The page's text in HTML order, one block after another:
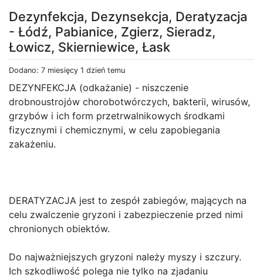
Dezynfekcja, Dezynsekcja, Deratyzacja
- Łódź, Pabianice, Zgierz, Sieradz,
Łowicz, Skierniewice, Łask
Dodano: 7 miesięcy 1 dzień temu
DEZYNFEKCJA (odkażanie) - niszczenie
drobnoustrojów chorobotwórczych, bakterii, wirusów,
grzybów i ich form przetrwalnikowych środkami
fizycznymi i chemicznymi, w celu zapobiegania
zakażeniu.
DERATYZACJA jest to zespół zabiegów, mających na
celu zwalczenie gryzoni i zabezpieczenie przed nimi
chronionych obiektów.
Do najważniejszych gryzoni należy myszy i szczury.
Ich szkodliwość polega nie tylko na zjadaniu